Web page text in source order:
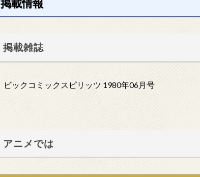
掲載情報
掲載雑誌
ビックコミックスピリッツ 1980年06月号
アニメでは